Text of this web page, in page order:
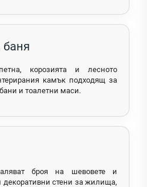
корозията и лесното
камък подходящ за
и тоалетни маси.
броя на шевовете и
декоративни стени за жилища,